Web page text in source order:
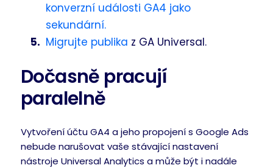
konverzní události GA4 jako
sekundární.
Migrujte publika z GA Universal.
Dočasně pracují
paralelně
Vytvoření účtu GA4 a jeho propojení s Google Ads
nebude narušovat vaše stávající nastavení
nástroje Universal Analytics a může být i nadále